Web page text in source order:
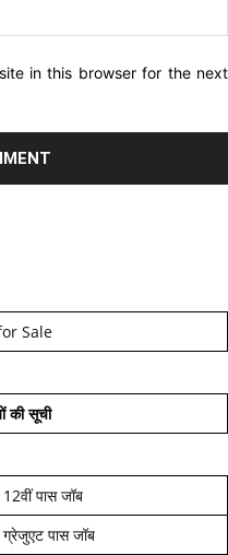
in this browser for the next
Sale
की सूची
12वीं पास जॉब
ग्रेजुएट पास जॉब